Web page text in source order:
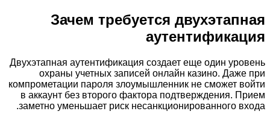
Зачем требуется двухэтапная
аутентификация
Двухэтапная аутентификация создает еще один уровень
охраны учетных записей онлайн казино. Даже при
компрометации пароля злоумышленник не сможет войти
в аккаунт без второго фактора подтверждения. Прием
заметно уменьшает риск несанкционированного входа.